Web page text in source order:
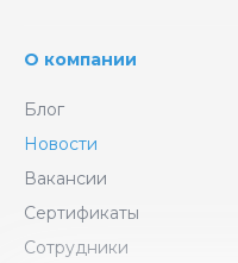
О компании
Блог
Новости
Вакансии
Сертификаты
Сотрудники